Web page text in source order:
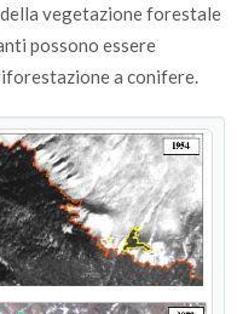
vegetazione forestale
possono essere
a conifere.